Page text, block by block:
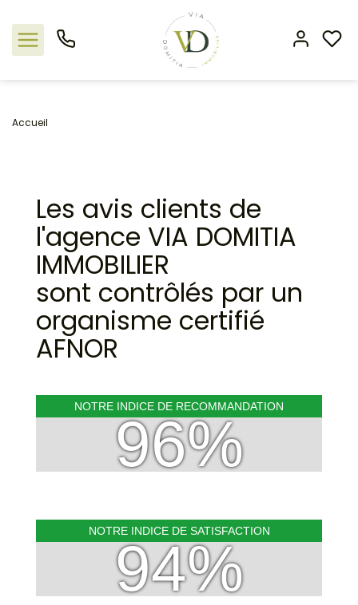
Nos offres
Rejoindre le groupement
Estimation
Avis clients
Accueil
Les avis clients de
l'agence VIA DOMITIA
IMMOBILIER
sont contrôlés par un
organisme certifié
AFNOR
NOTRE INDICE DE RECOMMANDATION
96%
NOTRE INDICE DE SATISFACTION
94%